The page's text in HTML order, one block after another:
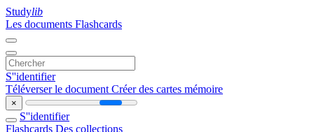
Studylib
Les documents Flashcards
S''identifier
Téléverser le document Créer des cartes mémoire
×
S''identifier
Flashcards Des collections